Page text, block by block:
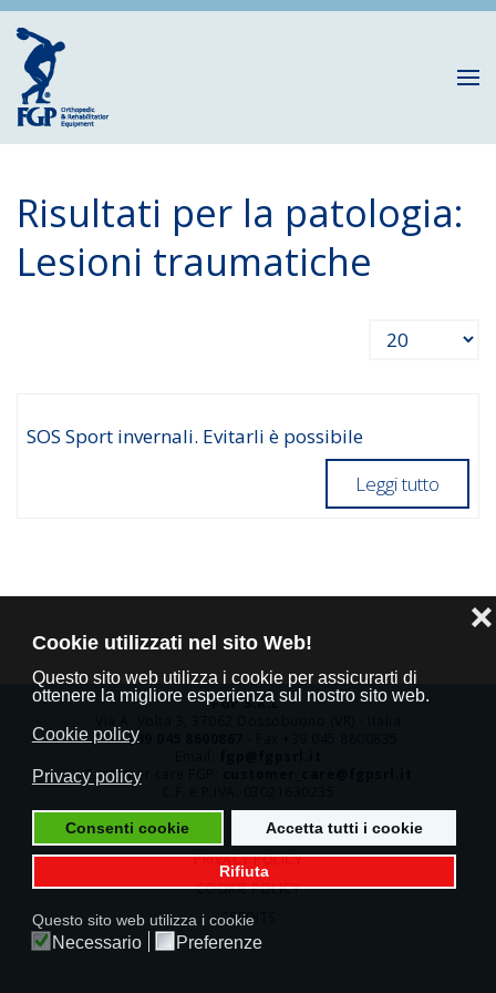
Cookie utilizzati nel sito Web!
Questo sito web utilizza i cookie per assicurarti di
ottenere la migliore esperienza sul nostro sito web.
Cookie policy
Privacy policy
Consenti cookie Accetta tutti i cookie
Rifiuta
❌
Questo sito web utilizza i cookie
Necessario Preferenze
Risultati per la patologia:
Lesioni traumatiche
Visualizza n.
SOS Sport invernali. Evitarli è possibile
Leggi tutto
FGP S.R.L.
Tel.+39 045 8600867
Customer care FGP:
PRIVACY POLICY
COOKIE POLICY
CREDITS